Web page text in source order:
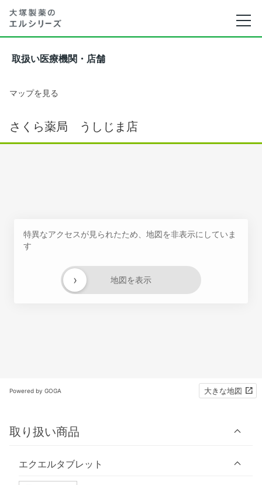
取扱い医療機関・店舗
マップを見る
さくら薬局 うしじま店
特異なアクセスが見られたため、地図を非表示にしていま
す
地図を表示
›
Powered by GOGA 大きな地図
取り扱い商品
エクエルタブレット